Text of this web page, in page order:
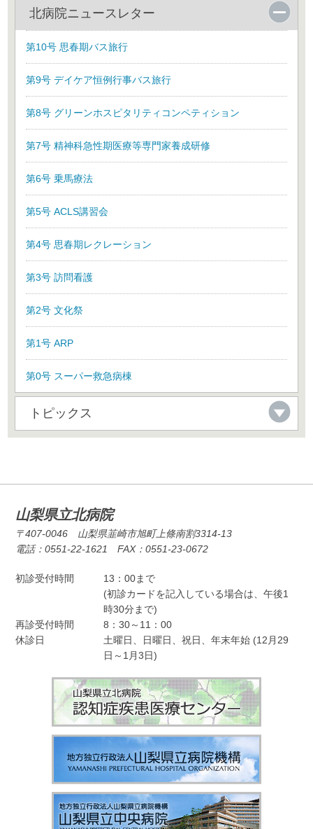
北病院ニュースレター
第10号 思春期バス旅行
第9号 デイケア恒例行事バス旅行
第8号 グリーンホスピタリティコンペティション
第7号 精神科急性期医療等専門家養成研修
第6号 乗馬療法
第5号 ACLS講習会
第4号 思春期レクレーション
第3号 訪問看護
第2号 文化祭
第1号 ARP
第0号 スーパー救急病棟
トピックス
山梨県立北病院
〒407-0046 山梨県韮崎市旭町上條南割3314-13
電話：0551-22-1621 FAX：0551-23-0672
初診受付時間
13：00まで
(初診カードを記入している場合は、午後1
時30分まで)
再診受付時間
8：30～11：00
休診日
土曜日、日曜日、祝日、年末年始 (12月29
日～1月3日)